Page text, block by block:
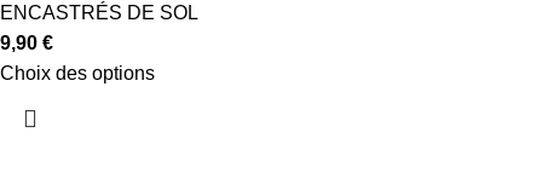
ENCASTRÉS DE SOL
9,90 €
Choix des options